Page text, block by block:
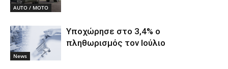
AUTO / MOTO
News
Υποχώρησε στο 3,4% ο
πληθωρισμός τον Ιούλιο